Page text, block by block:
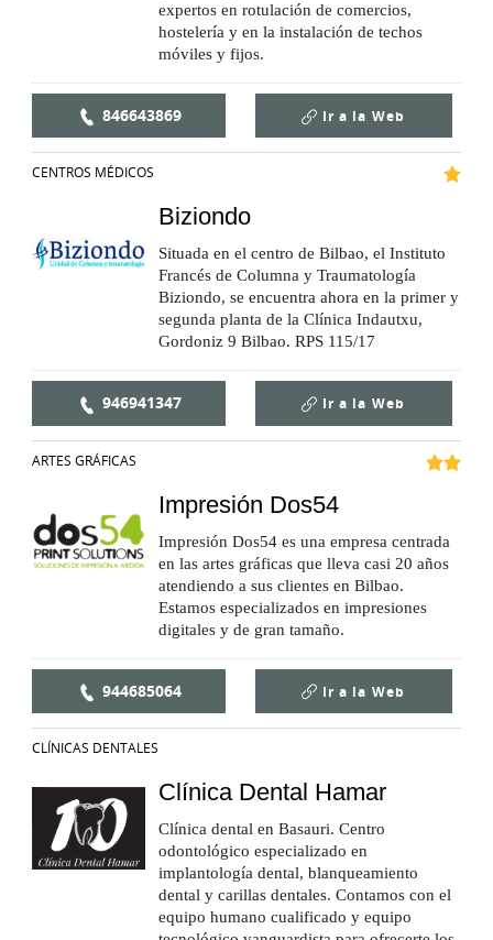
expertos en rotulación de comercios,
hostelería y en la instalación de techos
móviles y fijos.
846643869 Ir a la Web
CENTROS MÉDICOS
Biziondo
Situada en el centro de Bilbao, el Instituto
Francés de Columna y Traumatología
Biziondo, se encuentra ahora en la primer y
segunda planta de la Clínica Indautxu,
Gordoniz 9 Bilbao. RPS 115/17
946941347 Ir a la Web
ARTES GRÁFICAS
Impresión Dos54
Impresión Dos54 es una empresa centrada
en las artes gráficas que lleva casi 20 años
atendiendo a sus clientes en Bilbao.
Estamos especializados en impresiones
digitales y de gran tamaño.
944685064 Ir a la Web
CLÍNICAS DENTALES
Clínica Dental Hamar
Clínica dental en Basauri. Centro
odontológico especializado en
implantología dental, blanqueamiento
dental y carillas dentales. Contamos con el
equipo humano cualificado y equipo